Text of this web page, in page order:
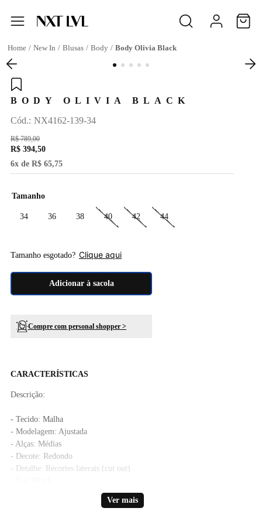
New In Blusas Body Body Olivia Black
BODY OLIVIA BLACK
: NX4162-139-34
R$ 789,00
R$ 394,50
6x de R$ 65,75
Tamanho
34 36 38 40 42 44
Tamanho esgotado? Clique aqui
Adicionar à sacola
Compre com personal shopper >
CARACTERÍSTICAS
Descrição:
- Tecido: Malha
- Modelagem: Ajustada
- Alças: Médias
- Decote: Redondo
- Detalhe: Recortes laterais (cut out)
A cor do produto nas fotos produzidas com modelos pode sofrer
Ver mais